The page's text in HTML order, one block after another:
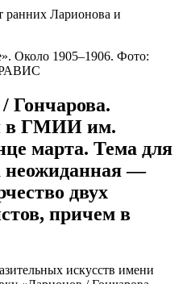
Около 1905–1906. Фото:
Гончарова.
в ГМИИ им.
марта. Тема для
неожиданная —
двух
причем в
искусств имени